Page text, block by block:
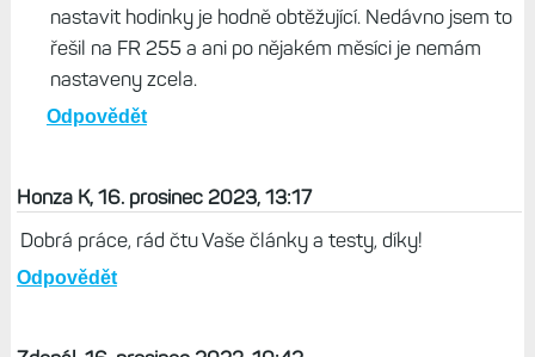
nastavit hodinky je hodně obtěžující. Nedávno jsem to
řešil na FR 255 a ani po nějakém měsíci je nemám
nastaveny zcela.
Odpovědět
Honza K, 16. prosinec 2023, 13:17
Dobrá práce, rád čtu Vaše články a testy, díky!
Odpovědět